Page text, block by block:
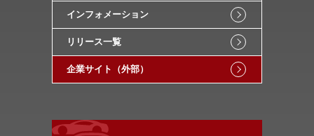
インフォメーション
リリース一覧
企業サイト（外部）